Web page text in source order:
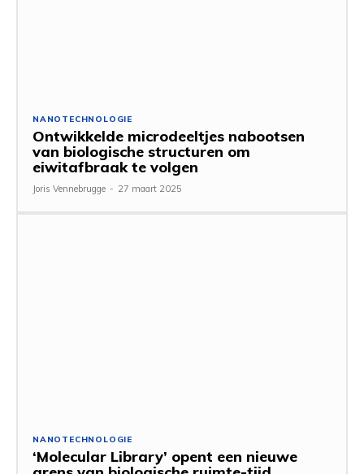
NANOTECHNOLOGIE
Ontwikkelde microdeeltjes nabootsen
van biologische structuren om
eiwitafbraak te volgen
Joris Vennebrugge - 27 maart 2025
NANOTECHNOLOGIE
‘Molecular Library’ opent een nieuwe